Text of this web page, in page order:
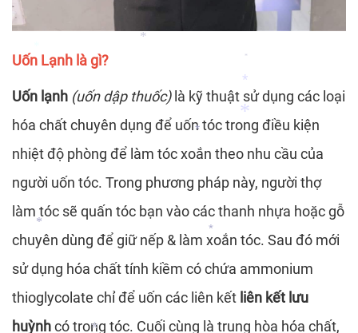
*
*
*
*
*
*
Uốn Lạnh là gì?
Uốn lạnh (uốn dập thuốc)là kỹ thuật sử dụng các loại
hóa chất chuyên dụng để uốn tóc trong điều kiện
nhiệt độ phòng để làm tóc xoắn theo nhu cầu của
người uốn tóc. Trong phương pháp này, người thợ
làm tóc sẽ quấn tóc bạn vào các thanh nhựa hoặc gỗ
chuyên dùng để giữ nếp & làm xoắn tóc. Sau đó mới
sử dụng hóa chất tính kiềm có chứa ammonium
thioglycolate chỉ để uốn các liên kết liên kết lưu
huỳnhcó trong tóc. Cuối cùng là trung hòa hóa chất,